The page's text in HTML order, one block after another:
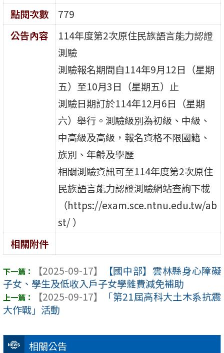
相關公告
點閱次數
779
公告內容
114年度第2次原住民族語言能力認證
測驗
測驗報名期間自114年9月12日（星期
五）至10月3日（星期五）止
測驗日期訂於114年12月6日（星期
六）舉行。測驗級別為初級、中級、
中高級及高級，報名資格不限國籍、
族別、年齡及學歷
相關測驗資訊可至114年度第2次原住
民族語言能力認證測驗網站查詢下載
（https://exam.sce.ntnu.edu.tw/ab
st/ ）
相關附件
【2025-09-17】
【國中部】雲林縣身心障礙
子女、學生及低收入戶子女學雜費減免補助
【2025-09-17】
「第21屆高科大土木系抗震
大作戰」活動